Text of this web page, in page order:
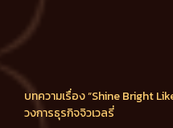
บทความเรื่อง “Shine Bright
วงการธุรกิจจิวเวลรี่